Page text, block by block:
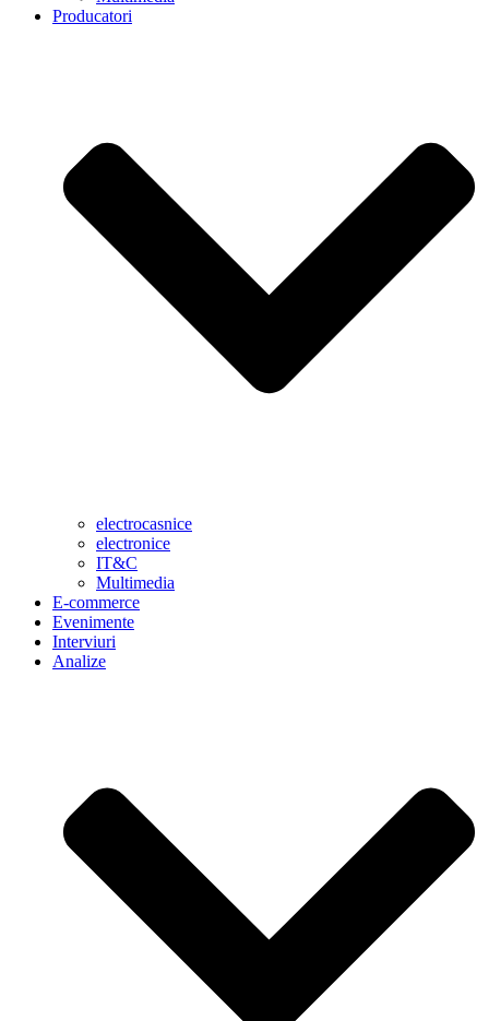
Producatori
electrocasnice
electronice
IT&C
Multimedia
E-commerce
Evenimente
Interviuri
Analize